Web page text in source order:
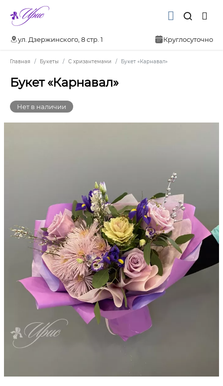
ул. Дзержинского, 8 стр. 1 Круглосуточно
Главная Букеты С хризантемами Букет «Карнавал»
Букет «Карнавал»
Нет в наличии